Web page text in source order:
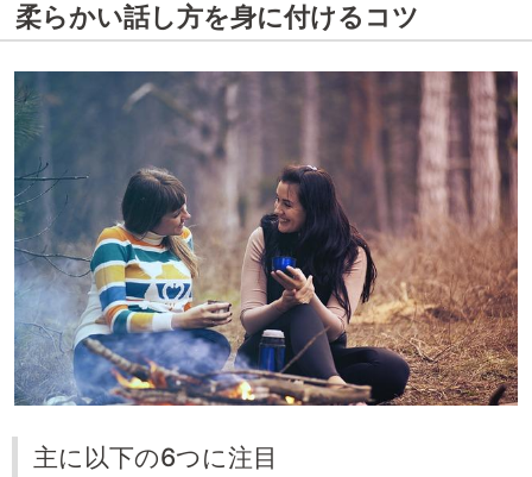
柔らかい話し方を身に付けるコツ
主に以下の6つに注目